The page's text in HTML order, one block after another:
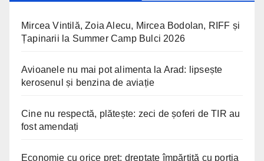
Mircea Vintilă, Zoia Alecu, Mircea Bodolan, RIFF și
Țapinarii la Summer Camp Bulci 2026
Avioanele nu mai pot alimenta la Arad: lipsește
kerosenul și benzina de aviație
Cine nu respectă, plătește: zeci de șoferi de TIR au
fost amendați
Economie cu orice preț: dreptate împărțită cu porția